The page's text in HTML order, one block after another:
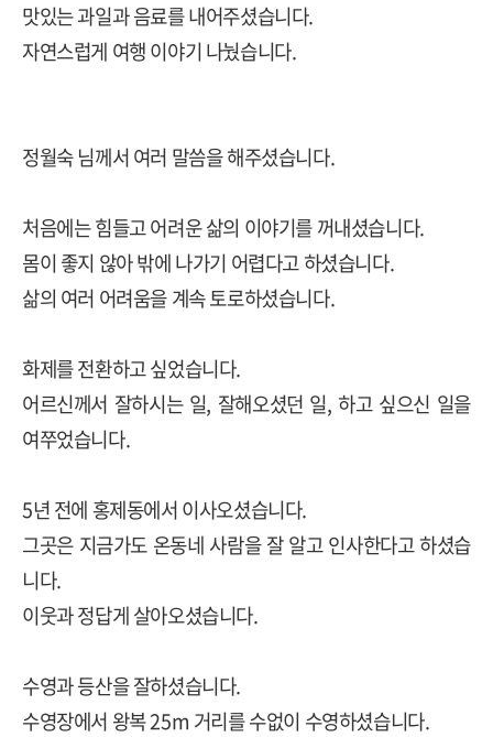
맛있는 과일과 음료를 내어주셨습니다.
자연스럽게 여행 이야기 나눴습니다.
정월숙 님께서 여러 말씀을 해주셨습니다.
처음에는 힘들고 어려운 삶의 이야기를 꺼내셨습니다.
몸이 좋지 않아 밖에 나가기 어렵다고 하셨습니다.
삶의 여러 어려움을 계속 토로하셨습니다.
화제를 전환하고 싶었습니다.
어르신께서 잘하시는 일, 잘해오셨던 일, 하고 싶으신 일을
여쭈었습니다.
5년 전에 홍제동에서 이사오셨습니다.
그곳은 지금가도 온동네 사람을 잘 알고 인사한다고 하셨습
니다.
이웃과 정답게 살아오셨습니다.
수영과 등산을 잘하셨습니다.
수영장에서 왕복 25m 거리를 수없이 수영하셨습니다.